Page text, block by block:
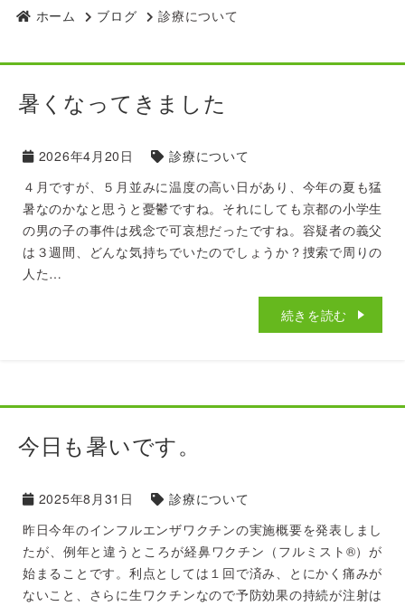
ホーム ブログ 診療について
暑くなってきました
2026年4月20日
診療について
４月ですが、５月並みに温度の高い日があり、今年の夏も猛
暑なのかなと思うと憂鬱ですね。それにしても京都の小学生
の男の子の事件は残念で可哀想だったですね。容疑者の義父
は３週間、どんな気持ちでいたのでしょうか？捜索で周りの
人た…
続きを読む
今日も暑いです。
2025年8月31日
診療について
昨日今年のインフルエンザワクチンの実施概要を発表しまし
たが、例年と違うところが経鼻ワクチン（フルミスト®︎）が
始まることです。利点としては１回で済み、とにかく痛みが
ないこと、さらに生ワクチンなので予防効果の持続が注射は